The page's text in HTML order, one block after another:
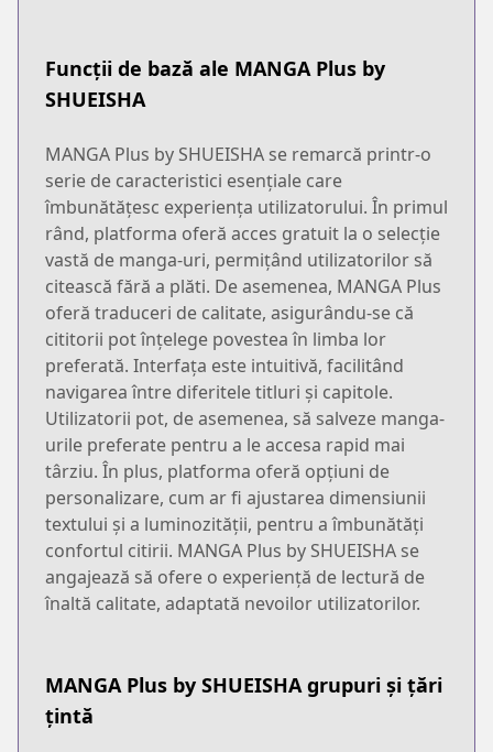
Funcții de bază ale MANGA Plus by
SHUEISHA
MANGA Plus by SHUEISHA se remarcă printr-o
serie de caracteristici esențiale care
îmbunătățesc experiența utilizatorului. În primul
rând, platforma oferă acces gratuit la o selecție
vastă de manga-uri, permițând utilizatorilor să
citească fără a plăti. De asemenea, MANGA Plus
oferă traduceri de calitate, asigurându-se că
cititorii pot înțelege povestea în limba lor
preferată. Interfața este intuitivă, facilitând
navigarea între diferitele titluri și capitole.
Utilizatorii pot, de asemenea, să salveze manga-
urile preferate pentru a le accesa rapid mai
târziu. În plus, platforma oferă opțiuni de
personalizare, cum ar fi ajustarea dimensiunii
textului și a luminozității, pentru a îmbunătăți
confortul citirii. MANGA Plus by SHUEISHA se
angajează să ofere o experiență de lectură de
înaltă calitate, adaptată nevoilor utilizatorilor.
MANGA Plus by SHUEISHA grupuri și țări
țintă